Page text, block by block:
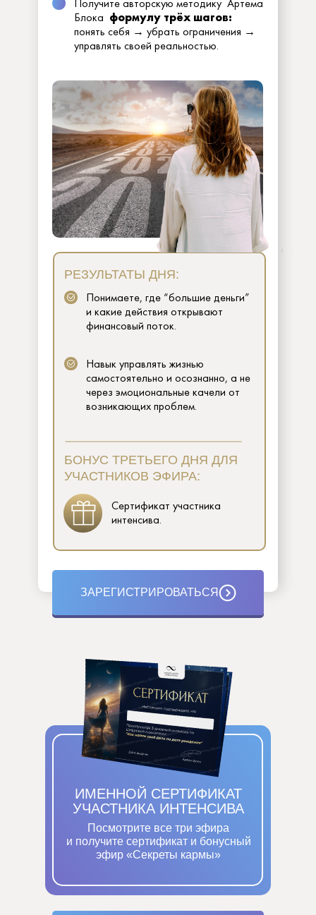
БОНУС ТРЕТЬЕГО ДНЯ ДЛЯ
УЧАСТНИКОВ ЭФИРА:
РЕЗУЛЬТАТЫ ДНЯ:
Получите авторскую методику Артема
Блока формулу трёх шагов:
понять себя → убрать ограничения →
управлять своей реальностью.
ЗАРЕГИСТРИРОВАТЬСЯ
Навык управлять жизнью
самостоятельно и осознанно, а не
через эмоциональные качели от
возникающих проблем.
Понимаете, где “большие деньги”
и какие действия открывают
финансовый поток.
Сертификат участника
интенсива.
Посмотрите все три эфира
и получите сертификат и бонусный
эфир «Секреты кармы»
ИМЕННОЙ СЕРТИФИКАТ
УЧАСТНИКА ИНТЕНСИВА